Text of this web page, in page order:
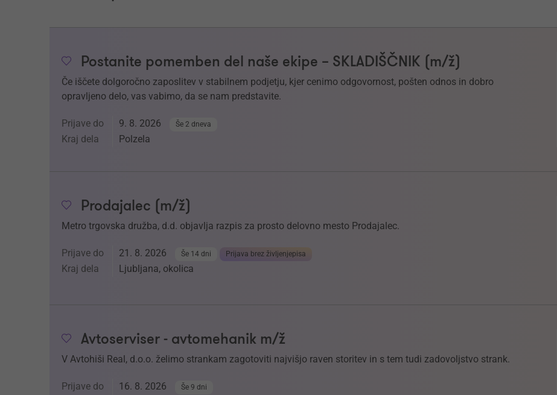
Postanite pomemben del naše ekipe – SKLADIŠČNIK (m/ž)
Če iščete dolgoročno zaposlitev v stabilnem podjetju, kjer cenimo odgovornost, pošten odnos in dobro
opravljeno delo, vas vabimo, da se nam predstavite.
Prijave do 9. 8. 2026 Še 2 dneva
Kraj dela Polzela
Prodajalec (m/ž)
Metro trgovska družba, d.d. objavlja razpis za prosto delovno mesto Prodajalec.
Prijave do 21. 8. 2026 Še 14 dni Prijava brez življenjepisa
Kraj dela Ljubljana, okolica
Avtoserviser - avtomehanik m/ž
V Avtohiši Real, d.o.o. želimo strankam zagotoviti najvišjo raven storitev in s tem tudi zadovoljstvo strank.
Prijave do 16. 8. 2026 Še 9 dni